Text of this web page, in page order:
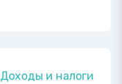
Доходы и налоги